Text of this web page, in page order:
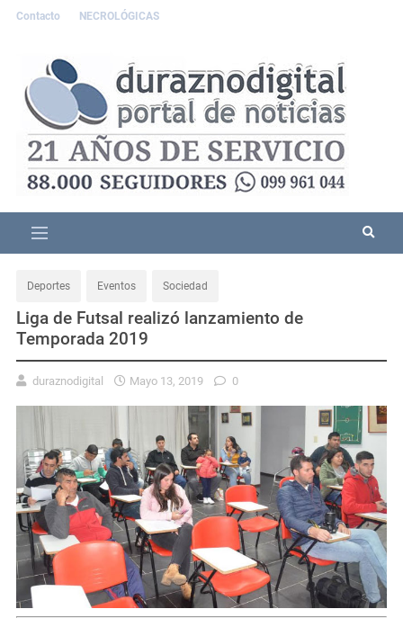
Contacto NECROLÓGICAS
Deportes Eventos Sociedad
Liga de Futsal realizó lanzamiento de
Temporada 2019
duraznodigital Mayo 13, 2019 0